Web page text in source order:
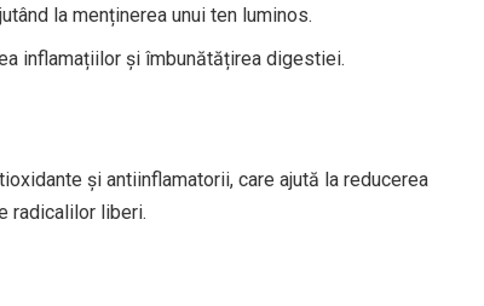
la menținerea unui ten luminos.
inflamațiilor și îmbunătățirea digestiei.
și antiinflamatorii, care ajută la reducerea
radicalilor liberi.